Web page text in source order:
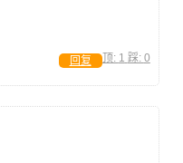
顶: 1 踩: 0
回复